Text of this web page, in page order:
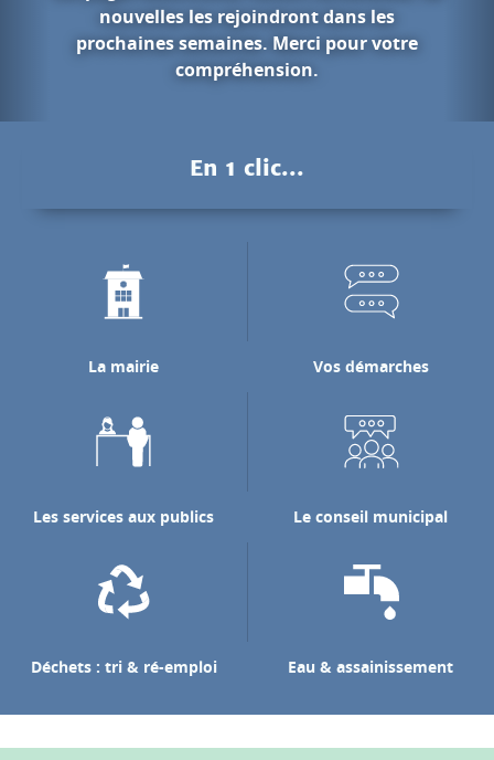
pour votre
Les gorges
pour rejoindre la rivière de
En 1 clic...
La mairie Vos démarches
Les services aux publics Le conseil municipal
Déchets : tri & ré-emploi Eau & assainissement